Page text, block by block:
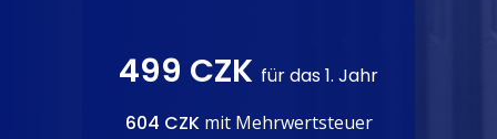
499 CZK für das 1. Jahr
604 CZKmit Mehrwertsteuer